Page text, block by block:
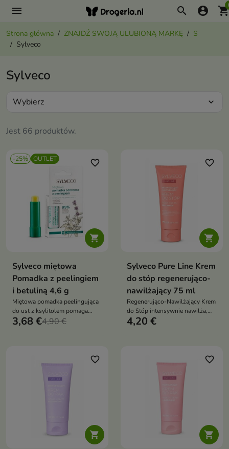
menu search account_circle
Strona główna ZNAJDŹ SWOJĄ ULUBIONĄ MARKĘ
S
Sylveco
Sylveco
Jest 66 produktów.
Wybierz expand_more
-25% OUTLET

favorite_border
Sylveco miętowa
Pomadka z peelingiem
i betuliną 4,6 g
Miętowa pomadka peelingująca
do ust z ksylitolem pomaga
złuszczać suchy naskórek,
3,68 €4,90 €

favorite_border
Sylveco Pure Line Krem
do stóp regenerująco-
nawilżający 75 ml
Regenerująco-Nawilżający Krem
do Stóp intensywnie nawilża,
zmiękcza i wygładza skórę stóp,
4,20 €

favorite_border

favorite_border